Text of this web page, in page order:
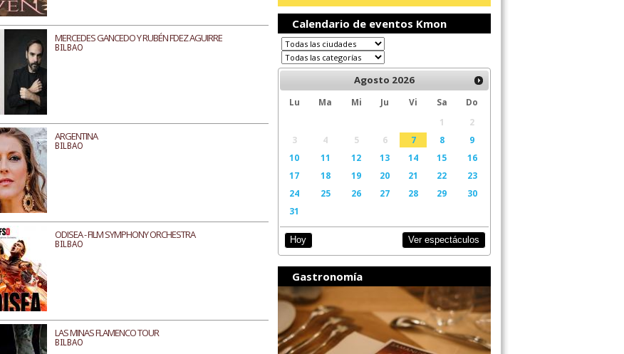
MERCEDES GANCEDO Y RUBÉN FDEZ AGUIRRE
BILBAO
ARGENTINA
BILBAO
ODISEA - FILM SYMPHONY ORCHESTRA
BILBAO
LAS MINAS FLAMENCO TOUR
BILBAO
Calendario de eventos Kmon
Agosto 2026
Lu Ma Mi Ju Vi Sa
Do
1
2
3
4 5 6 7 8
9
10
11 12 13 14 15
16
17
18 19 20 21 22
23
24
25 26 27 28 29
30
31
Hoy Ver espectáculos
Gastronomía